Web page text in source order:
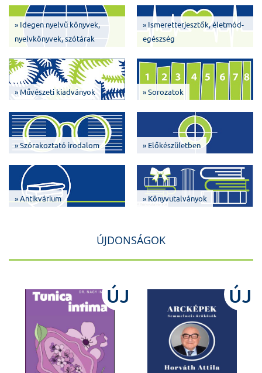
» Idegen nyelvű könyvek,
nyelvkönyvek, szótárak
» Ismeretterjesztők, életmód-
egészség
» Művészeti kiadványok » Sorozatok
» Szórakoztató irodalom » Előkészületben
» Antikvárium » Könyvutalványok
ÚJDONSÁGOK
ÚJ ÚJ